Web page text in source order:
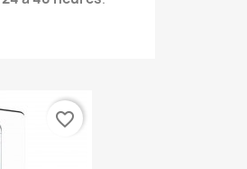
favorite_border